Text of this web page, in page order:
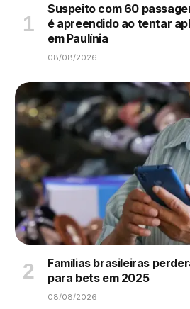
Suspeito com 60
é apreendido ao tentar
em Paulínia
08/08/2026
Famílias brasileiras
para bets em 2025
08/08/2026